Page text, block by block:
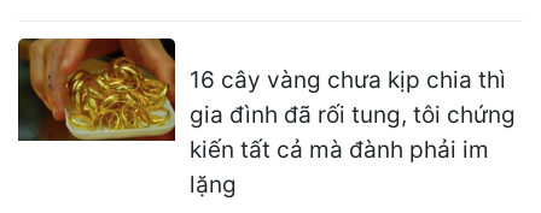
16 cây vàng chưa kịp chia thì
gia đình đã rối tung, tôi chứng
kiến tất cả mà đành phải im
lặng